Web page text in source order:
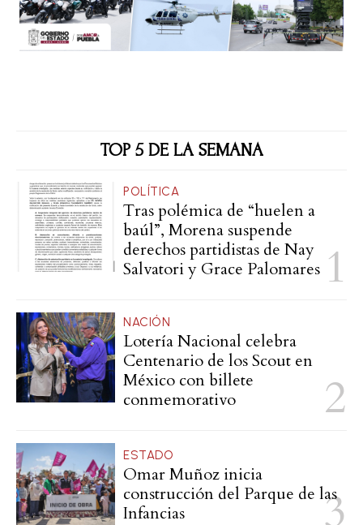
TOP 5 DE LA SEMANA
POLÍTICA
Tras polémica de “huelen a
baúl”, Morena suspende
derechos partidistas de Nay
Salvatori y Grace Palomares
NACIÓN
Lotería Nacional celebra
Centenario de los Scout en
México con billete
conmemorativo
ESTADO
Omar Muñoz inicia
construcción del Parque de las
Infancias